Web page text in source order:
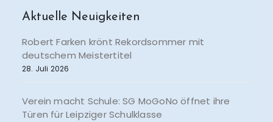
Aktuelle Neuigkeiten
Robert Farken krönt Rekordsommer mit
deutschem Meistertitel
28. Juli 2026
Verein macht Schule: SG MoGoNo öffnet ihre
Türen für Leipziger Schulklasse